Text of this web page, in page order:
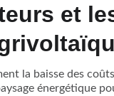
et
la baisse des
énergétique